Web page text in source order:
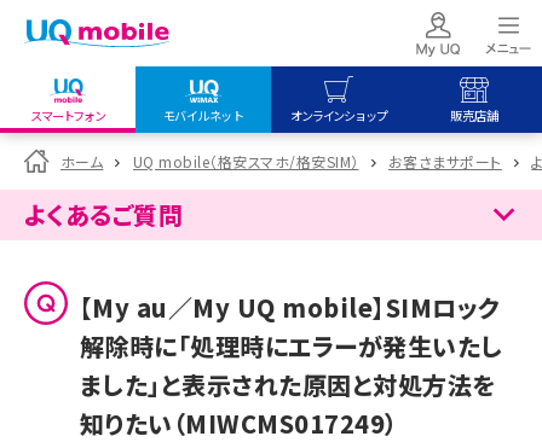
スマートフォン モバイルネット オンラインショップ 販売店舗
my UQ WiMAX
UQ WiMAX ご契約の方
My UQ mobile
UQ mobile
データチャージサイト
UQ mobile
オンラインショップ
UQ WiMAX
UQ mobile
販売店舗
UQ WiMAX
ホーム UQ mobile（格安スマホ/格安SIM） お客さまサポート
よくあるご質問
【My au／My UQ mobile】SIMロック
解除時に「処理時にエラーが発生いたし
ました」と表示された原因と対処方法を
知りたい（MIWCMS017249）